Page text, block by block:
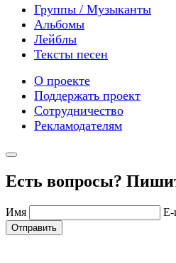
Группы / Музыканты
Альбомы
Лейблы
Тексты песен
О проекте
Поддержать проект
Сотрудничество
Рекламодателям
Есть вопросы?
Имя E-